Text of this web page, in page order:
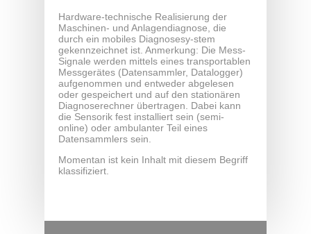
Hardware-technische Realisierung der
Maschinen- und Anlagendiagnose, die
durch ein mobiles Diagnosesy-stem
gekennzeichnet ist. Anmerkung: Die Mess-
Signale werden mittels eines transportablen
Messgerätes (Datensammler, Datalogger)
aufgenommen und entweder abgelesen
oder gespeichert und auf den stationären
Diagnoserechner übertragen. Dabei kann
die Sensorik fest installiert sein (semi-
online) oder ambulanter Teil eines
Datensammlers sein.
Momentan ist kein Inhalt mit diesem Begriff
klassifiziert.